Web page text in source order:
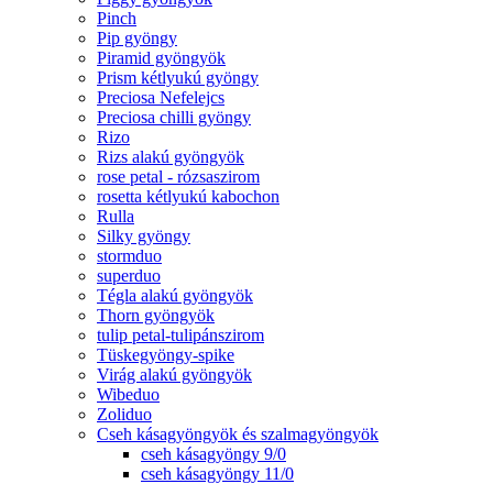
Pinch
Pip gyöngy
Piramid gyöngyök
Prism kétlyukú gyöngy
Preciosa Nefelejcs
Preciosa chilli gyöngy
Rizo
Rizs alakú gyöngyök
rose petal - rózsaszirom
rosetta kétlyukú kabochon
Rulla
Silky gyöngy
stormduo
superduo
Tégla alakú gyöngyök
Thorn gyöngyök
tulip petal-tulipánszirom
Tüskegyöngy-spike
Virág alakú gyöngyök
Wibeduo
Zoliduo
Cseh kásagyöngyök és szalmagyöngyök
cseh kásagyöngy 9/0
cseh kásagyöngy 11/0